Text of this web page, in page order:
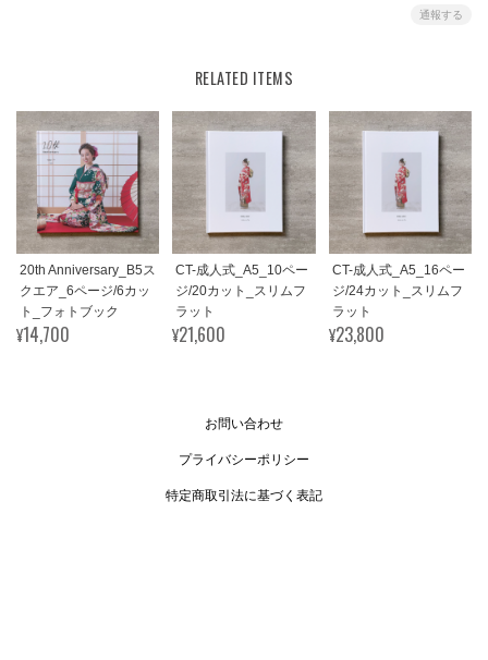
通報する
RELATED ITEMS
20th Anniversary_B5ス
クエア_6ページ/6カッ
ト_フォトブック
¥14,700
CT-成人式_A5_10ペー
ジ/20カット_スリムフ
ラット
¥21,600
CT-成人式_A5_16ペー
ジ/24カット_スリムフ
ラット
¥23,800
お問い合わせ
プライバシーポリシー
特定商取引法に基づく表記